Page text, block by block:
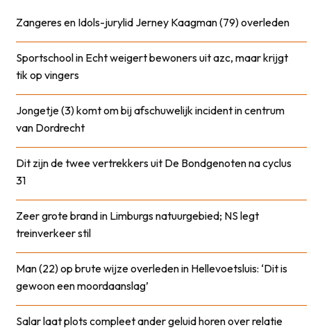
Zangeres en Idols-jurylid Jerney Kaagman (79) overleden
Sportschool in Echt weigert bewoners uit azc, maar krijgt
tik op vingers
Jongetje (3) komt om bij afschuwelijk incident in centrum
van Dordrecht
Dit zijn de twee vertrekkers uit De Bondgenoten na cyclus
31
Zeer grote brand in Limburgs natuurgebied; NS legt
treinverkeer stil
Man (22) op brute wijze overleden in Hellevoetsluis: ‘Dit is
gewoon een moordaanslag’
Salar laat plots compleet ander geluid horen over relatie